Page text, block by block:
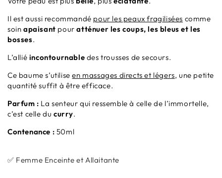
Il est aussi recommandé pour les peaux fragilisées comme
soin apaisant pouratténuer les coups, les bleus et les
bosses.
L’allié incontournable des trousses de secours.
Ce baume s’utiliseen massages directs et légers, une petite
quantité suffit à être efficace.
Parfum : La senteur qui ressemble à celle de l’immortelle,
c’est celle du curry.
Contenance : 50ml
✅ Femme Enceinte et Allaitante